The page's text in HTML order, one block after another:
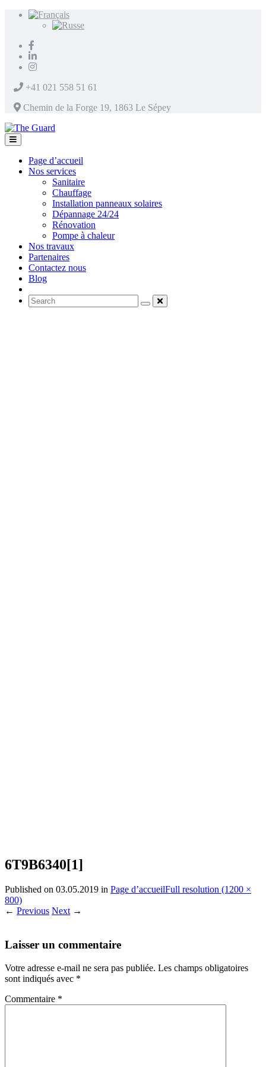
+41 021 558 51 61
Chemin de la Forge 19, 1863 Le Sépey
Page d’accueil
Nos services
Sanitaire
Chauffage
Installation panneaux solaires
Dépannage 24/24
Rénovation
Pompe à chaleur
Nos travaux
Partenaires
Contactez nous
Blog
6T9B6340[1]
Published on 03.05.2019 in Page d’accueilFull resolution (1200 ×
800)
← Previous Next →
Laisser un commentaire
Votre adresse e-mail ne sera pas publiée. Les champs obligatoires
sont indiqués avec *
Commentaire *